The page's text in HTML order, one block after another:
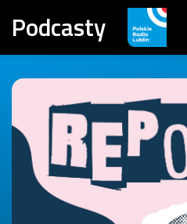
Podcasty